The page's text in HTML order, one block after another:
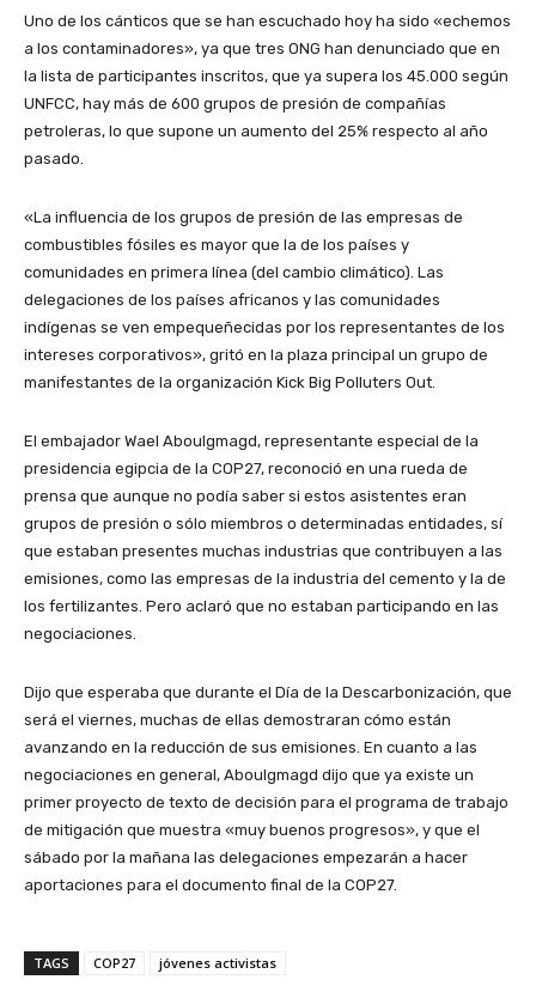
Uno de los cánticos que se han escuchado hoy ha sido «echemos
a los contaminadores», ya que tres ONG han denunciado que en
la lista de participantes inscritos, que ya supera los 45.000 según
UNFCC, hay más de 600 grupos de presión de compañías
petroleras, lo que supone un aumento del 25% respecto al año
pasado.
«La influencia de los grupos de presión de las empresas de
combustibles fósiles es mayor que la de los países y
comunidades en primera línea (del cambio climático). Las
delegaciones de los países africanos y las comunidades
indígenas se ven empequeñecidas por los representantes de los
intereses corporativos», gritó en la plaza principal un grupo de
manifestantes de la organización Kick Big Polluters Out.
El embajador Wael Aboulgmagd, representante especial de la
presidencia egipcia de la COP27, reconoció en una rueda de
prensa que aunque no podía saber si estos asistentes eran
grupos de presión o sólo miembros o determinadas entidades, sí
que estaban presentes muchas industrias que contribuyen a las
emisiones, como las empresas de la industria del cemento y la de
los fertilizantes. Pero aclaró que no estaban participando en las
negociaciones.
Dijo que esperaba que durante el Día de la Descarbonización, que
será el viernes, muchas de ellas demostraran cómo están
avanzando en la reducción de sus emisiones. En cuanto a las
negociaciones en general, Aboulgmagd dijo que ya existe un
primer proyecto de texto de decisión para el programa de trabajo
de mitigación que muestra «muy buenos progresos», y que el
sábado por la mañana las delegaciones empezarán a hacer
aportaciones para el documento final de la COP27.
TAGS COP27 jóvenes activistas